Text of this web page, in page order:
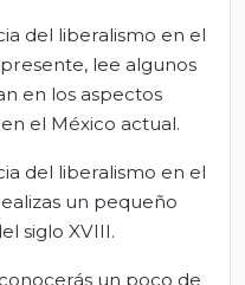
del liberalismo en el
lee algunos
en los aspectos
el México actual.
del liberalismo en el
un pequeño
siglo XVIII.
un poco de